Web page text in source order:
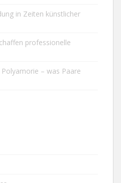
in Zeiten künstlicher
professionelle
– was Paare